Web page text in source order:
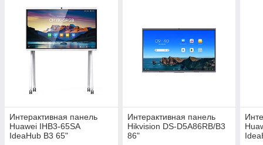
Интерактивная панель
Huawei IHB3-65SA
IdeaHub B3 65"
Интерактивная панель
Hikvision DS-D5A86RB/B3
86"